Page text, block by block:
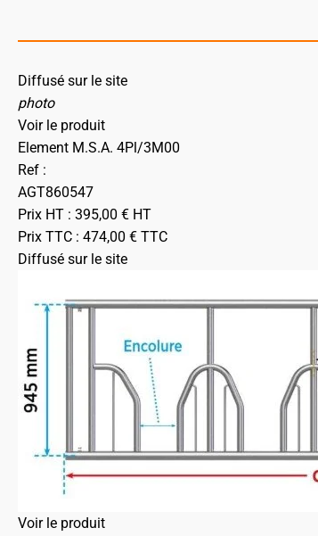
Diffusé sur le site
photo
Voir le produit
Element M.S.A. 4Pl/3M00
Ref :
AGT860547
Prix HT : 395,00 € HT
Prix TTC : 474,00 € TTC
Diffusé sur le site
Voir le produit